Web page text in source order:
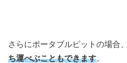
さらにポータブルピットの場合、
ち運べぶこともできます。